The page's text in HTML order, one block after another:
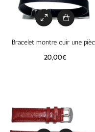
Bracelet montre cuir une
20,00€